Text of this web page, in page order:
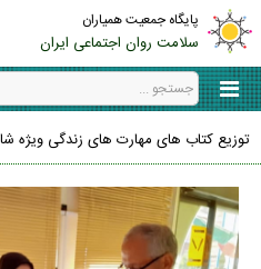
پایگاه جمعیت همیاران
سلامت روان اجتماعی ایران
توزیع کتاب های مهارت های زندگی ویژه